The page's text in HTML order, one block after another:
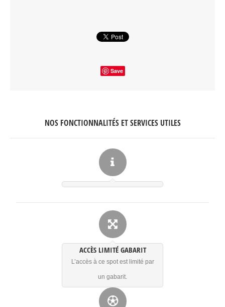
Save
NOS FONCTIONNALITÉS ET SERVICES UTILES
ACCÈS LIMITÉ GABARIT
L’accès à ce spot est limité par
un gabarit.